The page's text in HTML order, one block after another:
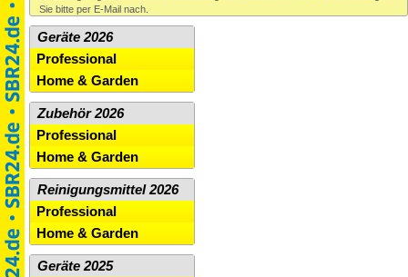
Sie bitte per E-Mail nach.
Geräte 2026
Professional
Home & Garden
Zubehör 2026
Professional
Home & Garden
Reinigungsmittel 2026
Professional
Home & Garden
Geräte 2025